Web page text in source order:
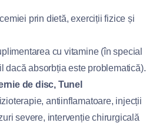
prin dietă, exerciții fizice și
cu vitamine (în special
dacă absorbția este problematică).
de disc, Tunel
antiinflamatoare, injecții
severe, intervenție chirurgicală